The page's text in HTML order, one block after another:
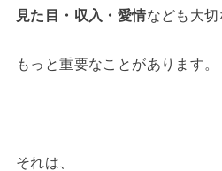
見た目・収入・愛情なども大
もっと重要なことがあります。
それは、